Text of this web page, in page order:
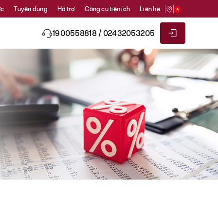
Tuyển dụng Hỗ trợ Công cụ tiện ích Liên hệ
1900558818 / 02432053205